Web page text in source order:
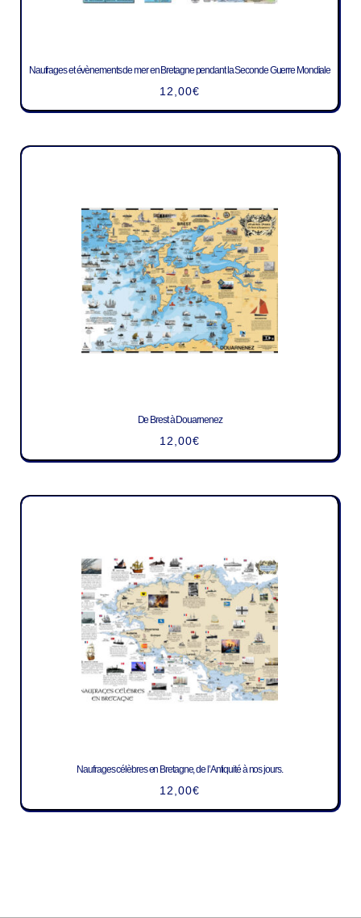
Naufrages et évènements de mer en Bretagne pendant la Seconde Guerre Mondiale
12,00€
De Brest à Douarnenez
12,00€
Naufrages célèbres en Bretagne, de l’Antiquité à nos jours.
12,00€